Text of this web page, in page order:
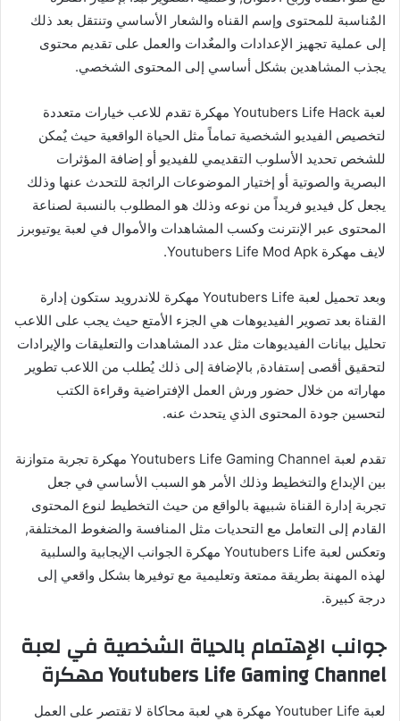
المٌناسبة للمحتوى وإسم القناه والشعار الأساسي وتنتقل بعد ذلك
إلى عملية تجهيز الإعدادات والمعٌدات والعمل على تقديم محتوى
يجذب المشاهدين بشكل أساسي إلى المحتوى الشخصي.
لعبة Youtubers Life Hack مهكرة تقدم للاعب خيارات متعددة
لتخصيص الفيديو الشخصية تماماً مثل الحياة الواقعية حيث يٌمكن
للشخص تحديد الأسلوب التقديمي للفيديو أو إضافة المؤثرات
البصرية والصوتية أو إختيار الموضوعات الرائجة للتحدث عنها وذلك
يجعل كل فيديو فريداً من نوعه وذلك هو المطلوب بالنسبة لصناعة
المحتوى عبر الإنترنت وكسب المشاهدات والأموال في لعبة يوتيوبرز
لايف مهكرة Youtubers Life Mod Apk.
وبعد تحميل لعبة Youtubers Life مهكرة للاندرويد ستكون إدارة
القناة بعد تصوير الفيديوهات هي الجزء الأمتع حيث يجب على اللاعب
تحليل بيانات الفيديوهات مثل عدد المشاهدات والتعليقات والإيرادات
لتحقيق أقصى إستفادة, بالإضافة إلى ذلك يُطلب من اللاعب تطوير
مهاراته من خلال حضور ورش العمل الإفتراضية وقراءة الكتب
لتحسين جودة المحتوى الذي يتحدث عنه.
تقدم لعبة Youtubers Life Gaming Channel مهكرة تجربة متوازنة
بين الإبداع والتخطيط وذلك الأمر هو السبب الأساسي في جعل
تجربة إدارة القناة شبيهة بالواقع من حيث التخطيط لنوع المحتوى
القادم إلى التعامل مع التحديات مثل المنافسة والضغوط المختلفة,
وتعكس لعبة Youtubers Life مهكرة الجوانب الإيجابية والسلبية
لهذه المهنة بطريقة ممتعة وتعليمية مع توفيرها بشكل واقعي إلى
درجة كبيرة.
جوانب الإهتمام بالحياة الشخصية في لعبة
Youtubers Life Gaming Channel مهكرة
لعبة Youtuber Life مهكرة هي لعبة محاكاة لا تقتصر على العمل